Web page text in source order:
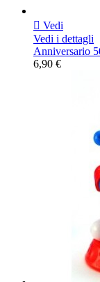
 Vedi
Vedi i dettagli
Anniversario
6,90 €